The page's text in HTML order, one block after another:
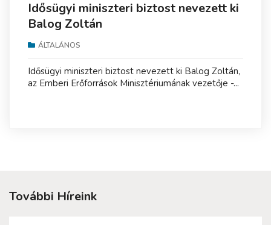
Idősügyi miniszteri biztost nevezett ki
Balog Zoltán
ÁLTALÁNOS
Idősügyi miniszteri biztost nevezett ki Balog Zoltán,
az Emberi Erőforrások Minisztériumának vezetője -...
További Híreink